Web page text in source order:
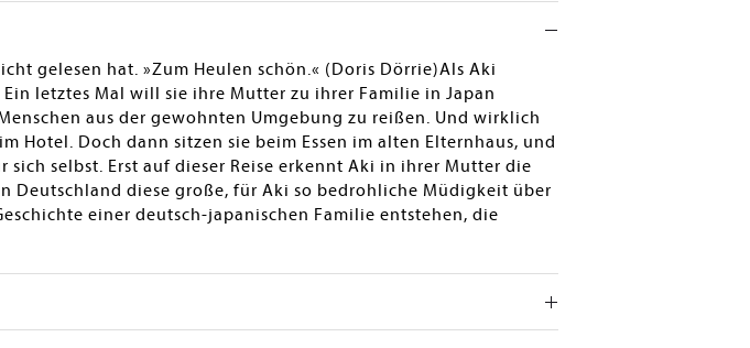
gelesen hat. »Zum Heulen schön.« (Doris Dörrie)Als Aki
letztes Mal will sie ihre Mutter zu ihrer Familie in Japan
aus der gewohnten Umgebung zu reißen. Und wirklich
Hotel. Doch dann sitzen sie beim Essen im alten Elternhaus, und
selbst. Erst auf dieser Reise erkennt Aki in ihrer Mutter die
Deutschland diese große, für Aki so bedrohliche Müdigkeit über
einer deutsch-japanischen Familie entstehen, die